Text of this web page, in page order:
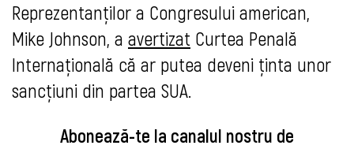
Reprezentanților a Congresului american,
Mike Johnson, a avertizat Curtea Penală
Internațională că ar putea deveni ținta unor
sancțiuni din partea SUA.
Abonează-te la canalul nostru de